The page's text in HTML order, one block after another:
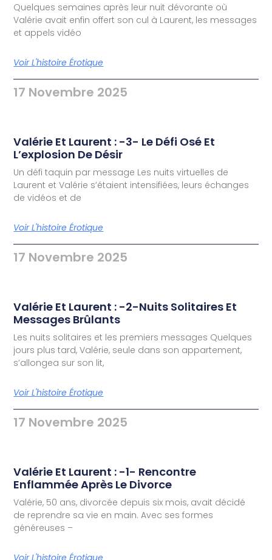
Quelques semaines après leur nuit dévorante où
Valérie avait enfin offert son cul à Laurent, les messages
et appels vidéo
Voir L'histoire Érotique
17 Novembre 2025
Valérie Et Laurent : -3- Le Défi Osé Et
L’explosion De Désir
Un défi taquin par message Les nuits virtuelles de
Laurent et Valérie s’étaient intensifiées, leurs échanges
de vidéos et de
Voir L'histoire Érotique
17 Novembre 2025
Valérie Et Laurent : -2-Nuits Solitaires Et
Messages Brûlants
Les nuits solitaires et les premiers messages Quelques
jours plus tard, Valérie, seule dans son appartement,
s’allongea sur son lit,
Voir L'histoire Érotique
17 Novembre 2025
Valérie Et Laurent : -1- Rencontre
Enflammée Après Le Divorce
Valérie, 50 ans, divorcée depuis six mois, avait décidé
de reprendre sa vie en main. Avec ses formes
généreuses –
Voir L'histoire Érotique